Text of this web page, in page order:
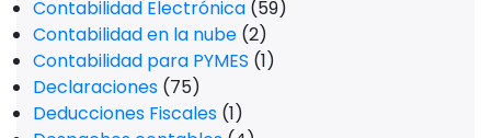
Contabilidad Electrónica (59)
Contabilidad en la nube (2)
Contabilidad para PYMES (1)
Declaraciones (75)
Deducciones Fiscales (1)